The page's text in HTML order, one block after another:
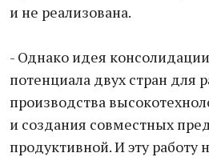
и не реализована.
- Однако идея
потенциала двух стран для
производства
и создания совместных
продуктивной. И эту работу